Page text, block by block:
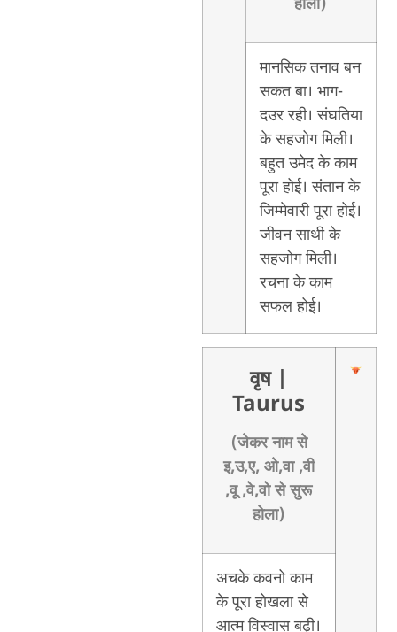
मानसिक तनाव बन
सकत बा। भाग-
दउर रही। संघतिया
के सहजोग मिली।
बहुत उमेद के काम
पूरा होई। संतान के
जिम्मेवारी पूरा होई।
जीवन साथी के
सहजोग मिली।
रचना के काम
सफल होई।
वृष
Taurus
(जेकर नाम से
इ,उ,ए, ओ,वा ,वी
,वू ,वे,वो से सुरू
होला)
अचके कवनो काम
के पूरा होखला से
आत्म विस्वास बढ़ी।